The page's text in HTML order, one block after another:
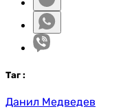
Таг :
Данил Медведев